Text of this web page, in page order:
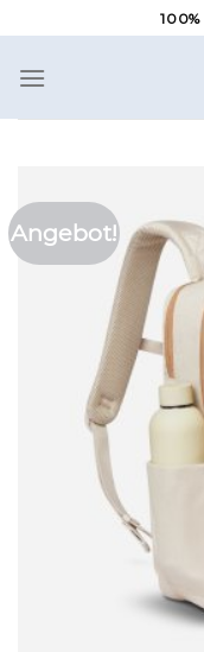
Inhalt
springen
100%
Angebot!